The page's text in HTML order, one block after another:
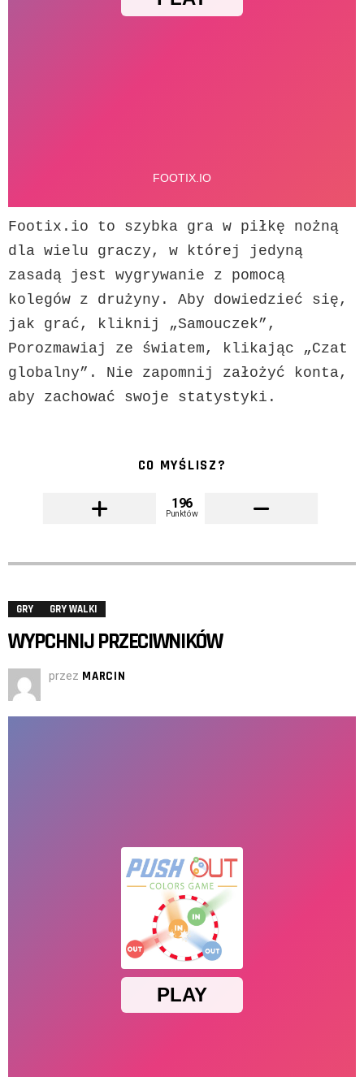
Footix.io to szybka gra w piłkę nożną
dla wielu graczy, w której jedyną
zasadą jest wygrywanie z pomocą
kolegów z drużyny. Aby dowiedzieć się,
jak grać, kliknij „Samouczek”,
Porozmawiaj ze światem, klikając „Czat
globalny”. Nie zapomnij założyć konta,
aby zachować swoje statystyki.
CO MYŚLISZ?
196
Punktów
GRY GRY WALKI
WYPCHNIJ PRZECIWNIKÓW
przez MARCIN